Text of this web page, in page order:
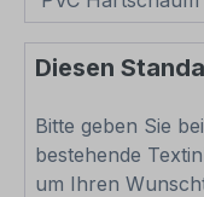
Diesen
Bitte geben Sie
bestehende
um Ihren